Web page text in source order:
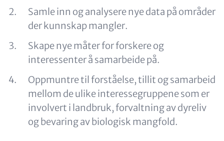
Samle inn og analysere nye data på områder
der kunnskap mangler.
Skape nye måter for forskere og
interessenter å samarbeide på.
Oppmuntre til forståelse, tillit og samarbeid
mellom de ulike interessegruppene som er
involvert i landbruk, forvaltning av dyreliv
og bevaring av biologisk mangfold.